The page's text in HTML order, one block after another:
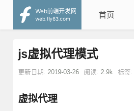
Web前端开发网
web.fly63.com
首页
js虚拟代理模式
更新日期: 2019-03-26 阅读: 2.9k 标签:
虚拟代理